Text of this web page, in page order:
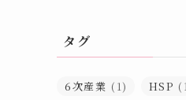
ブ
タグ
6次産業 (1) HSP